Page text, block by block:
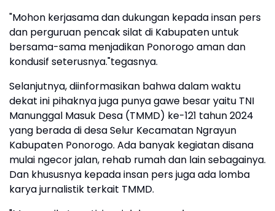
"Mohon kerjasama dan dukungan kepada insan pers
dan perguruan pencak silat di Kabupaten untuk
bersama-sama menjadikan Ponorogo aman dan
kondusif seterusnya."tegasnya.
Selanjutnya, diinformasikan bahwa dalam waktu
dekat ini pihaknya juga punya gawe besar yaitu TNI
Manunggal Masuk Desa (TMMD) ke-121 tahun 2024
yang berada di desa Selur Kecamatan Ngrayun
Kabupaten Ponorogo. Ada banyak kegiatan disana
mulai ngecor jalan, rehab rumah dan lain sebagainya.
Dan khususnya kepada insan pers juga ada lomba
karya jurnalistik terkait TMMD.